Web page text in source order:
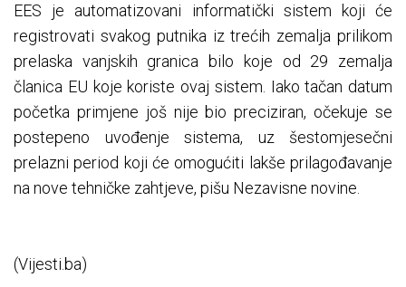
ЕЕS je automatizovani informatički sistem koji će
registrovati svakog putnika iz trećih zemalja prilikom
prelaska vanjskih granica bilo koje od 29 zemalja
članica ЕU koje koriste ovaj sistem. Iako tačan datum
početka primjene još nije bio preciziran, očekuje se
postepeno uvođenje sistema, uz šestomjesečni
prelazni period koji će omogućiti lakše prilagođavanje
na nove tehničke zahtjeve, pišu Nezavisne novine.
(Vijesti.ba)